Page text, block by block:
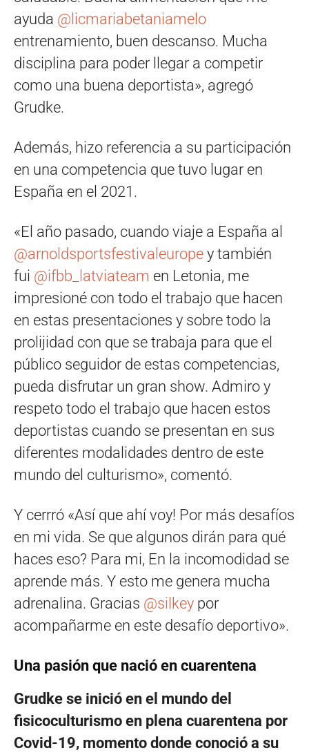
ayuda @licmariabetaniamelo
entrenamiento, buen descanso. Mucha
disciplina para poder llegar a competir
como una buena deportista», agregó
Grudke.
Además, hizo referencia a su participación
en una competencia que tuvo lugar en
España en el 2021.
«El año pasado, cuando viaje a España al
@arnoldsportsfestivaleurope y también
fui @ifbb_latviateam en Letonia, me
impresioné con todo el trabajo que hacen
en estas presentaciones y sobre todo la
prolijidad con que se trabaja para que el
público seguidor de estas competencias,
pueda disfrutar un gran show. Admiro y
respeto todo el trabajo que hacen estos
deportistas cuando se presentan en sus
diferentes modalidades dentro de este
mundo del culturismo», comentó.
Y cerrró «Así que ahí voy! Por más desafíos
en mi vida. Se que algunos dirán para qué
haces eso? Para mi, En la incomodidad se
aprende más. Y esto me genera mucha
adrenalina. Gracias @silkey por
acompañarme en este desafío deportivo».
Una pasión que nació en cuarentena
Grudke se inició en el mundo del
fisicoculturismo en plena cuarentena por
Covid-19, momento donde conoció a su